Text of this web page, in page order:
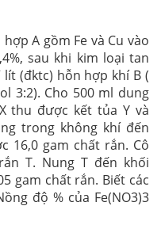
A gồm Fe và Cu vào
sau khi kim loại tan
(đktc) hỗn hợp khí B (
3:2). Cho 500 ml dung
thu được kết tủa Y và
trong không khí đến
16,0 gam chất rắn. Cô
T. Nung T đến khối
gam chất rắn. Biết các
độ % của Fe(NO3)3